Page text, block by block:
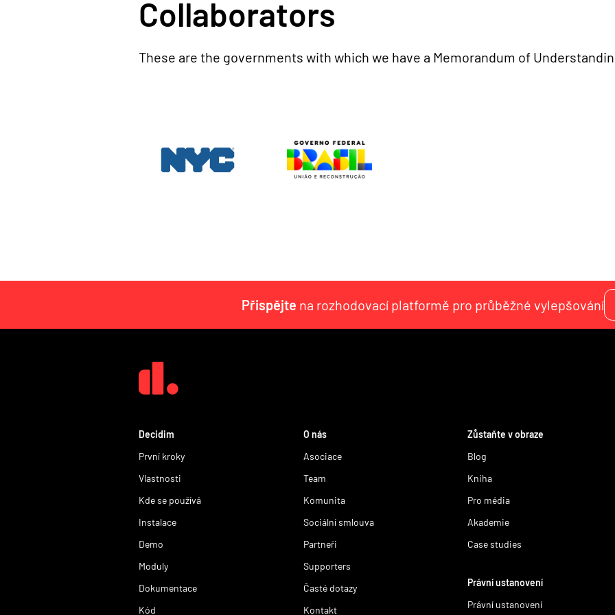
Collaborators
These are the governments with which we have a Memorandum of
Přispějte na rozhodovací platformě pro průběžné vylepšování
Decidim
První kroky
Vlastnosti
Kde se používá
Instalace
Demo
Moduly
Dokumentace
Kód
O nás
Asociace
Team
Komunita
Sociální smlouva
Partneři
Supporters
Časté dotazy
Kontakt
Zůstaňte v obraze
Blog
Kniha
Pro média
Akademie
Case studies
Právní ustanovení
Právní ustanovení